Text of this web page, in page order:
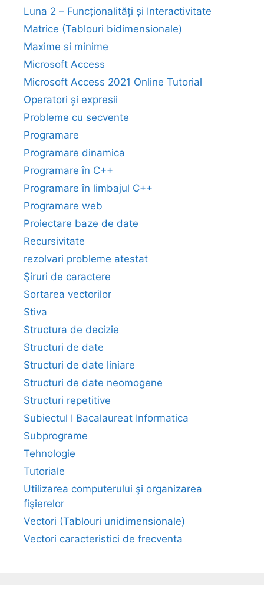
Luna 2 – Funcționalități și Interactivitate
Matrice (Tablouri bidimensionale)
Maxime si minime
Microsoft Access
Microsoft Access 2021 Online Tutorial
Operatori și expresii
Probleme cu secvente
Programare
Programare dinamica
Programare în C++
Programare în limbajul C++
Programare web
Proiectare baze de date
Recursivitate
rezolvari probleme atestat
Şiruri de caractere
Sortarea vectorilor
Stiva
Structura de decizie
Structuri de date
Structuri de date liniare
Structuri de date neomogene
Structuri repetitive
Subiectul I Bacalaureat Informatica
Subprograme
Tehnologie
Tutoriale
Utilizarea computerului şi organizarea
fişierelor
Vectori (Tablouri unidimensionale)
Vectori caracteristici de frecventa